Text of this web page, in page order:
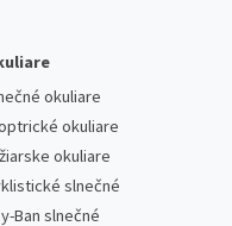
okuliare
okuliare
okuliare
slnečné
Ban slnečné